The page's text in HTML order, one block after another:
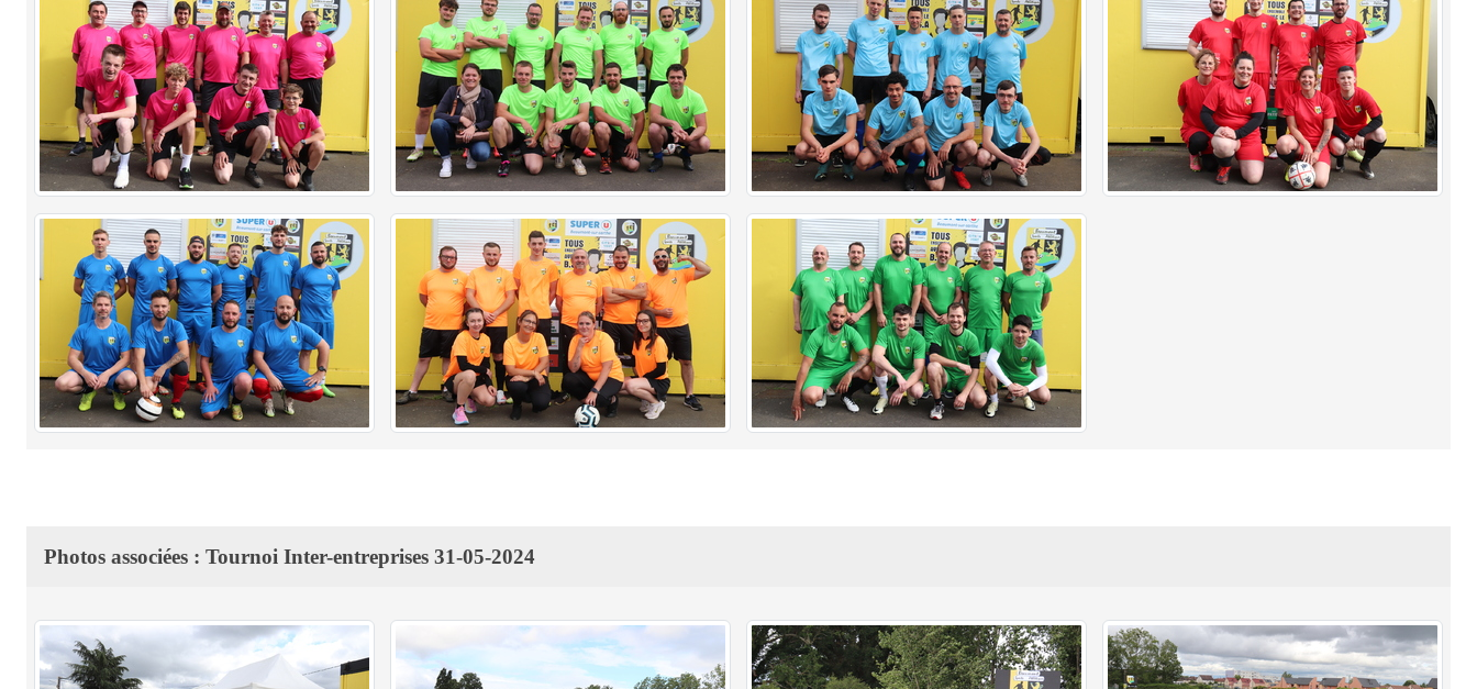
Photos associées : Tournoi Inter-entreprises 31-05-2024